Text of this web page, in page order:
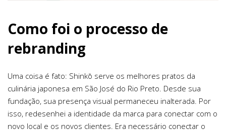
Como foi o processo de
rebranding
Uma coisa é fato: Shinkō serve os melhores pratos da
culinária japonesa em São José do Rio Preto. Desde sua
fundação, sua presença visual permaneceu inalterada. Por
isso, redesenhei a identidade da marca para conectar com o
novo local e os novos clientes. Era necessário conectar o